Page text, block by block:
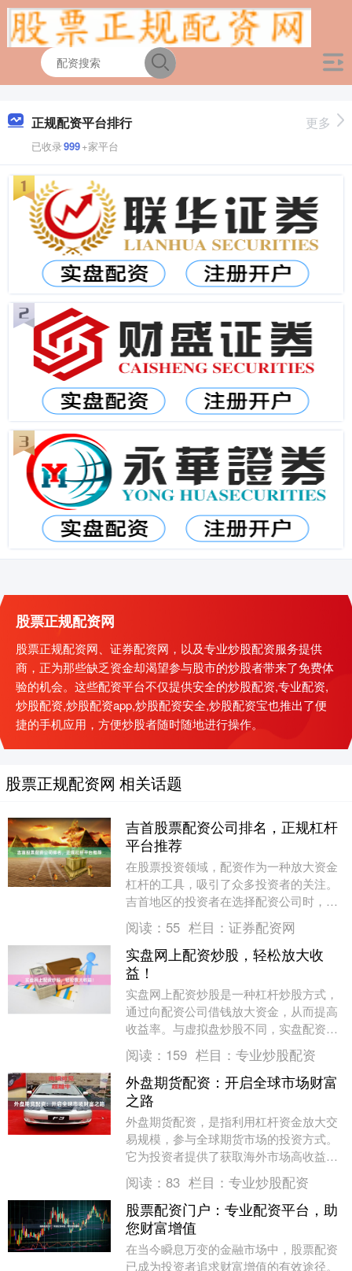
正规配资平台排行
已收录999+家平台
更多
股票正规配资网
股票正规配资网、证券配资网，以及专业炒股配资服务提供
商，正为那些缺乏资金却渴望参与股市的炒股者带来了免费体
验的机会。这些配资平台不仅提供安全的炒股配资,专业配资,
炒股配资,炒股配资app,炒股配资安全,炒股配资宝也推出了便
捷的手机应用，方便炒股者随时随地进行操作。
股票正规配资网 相关话题
吉首股票配资公司排名，正规杠杆
平台推荐
在股票投资领域，配资作为一种放大资金
杠杆的工具，吸引了众多投资者的关注。
吉首地区的投资者在选择配资公司时，往
往面临信息繁杂、真假难辨的困境。本文
旨在客观解析吉首....
阅读： 55 栏目： 证券配资网
实盘网上配资炒股，轻松放大收
益！
实盘网上配资炒股是一种杠杆炒股方式，
通过向配资公司借钱放大资金，从而提高
收益率。与虚拟盘炒股不同，实盘配资炒
股具有以下优势： * **放大收益：**通过杠
杆效应....
阅读： 159 栏目： 专业炒股配资
外盘期货配资：开启全球市场财富
之路
外盘期货配资，是指利用杠杆资金放大交
易规模，参与全球期货市场的投资方式。
它为投资者提供了获取海外市场高收益的
机会，同时降低了资金门槛。 **优势显著
** * *....
阅读： 83 栏目： 专业炒股配资
股票配资门户：专业配资平台，助
您财富增值
在当今瞬息万变的金融市场中，股票配资
已成为投资者追求财富增值的有效途径。